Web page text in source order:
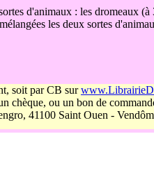
d'animaux : les dromeaux (à
les deux sortes
soit par CB sur
chèque, ou un bon de
41100 Saint Ouen -